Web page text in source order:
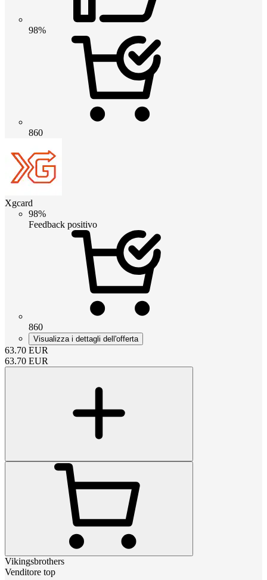
98%
860
Xgcard
98%
Feedback positivo
860
Visualizza i dettagli dell'offerta
63.70 EUR
63.70 EUR
Vikingsbrothers
Venditore top